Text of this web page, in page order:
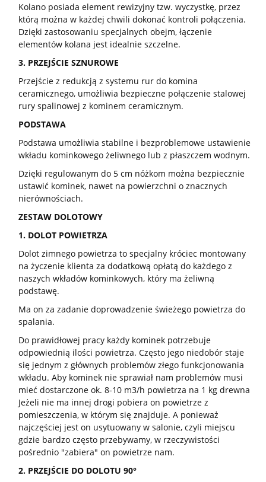
Kolano posiada element rewizyjny tzw. wyczystkę, przez
którą można w każdej chwili dokonać kontroli połączenia.
Dzięki zastosowaniu specjalnych obejm, łączenie
elementów kolana jest idealnie szczelne.
3. PRZEJŚCIE SZNUROWE
Przejście z redukcją z systemu rur do komina
ceramicznego, umożliwia bezpieczne połączenie stalowej
rury spalinowej z kominem ceramicznym.
PODSTAWA
Podstawa umożliwia stabilne i bezproblemowe ustawienie
wkładu kominkowego żeliwnego lub z płaszczem wodnym.
Dzięki regulowanym do 5 cm nóżkom można bezpiecznie
ustawić kominek, nawet na powierzchni o znacznych
nierównościach.
ZESTAW DOLOTOWY
1. DOLOT POWIETRZA
Dolot zimnego powietrza to specjalny króciec montowany
na życzenie klienta za dodatkową opłatą do każdego z
naszych wkładów kominkowych, który ma żeliwną
podstawę.
Ma on za zadanie doprowadzenie świeżego powietrza do
spalania.
Do prawidłowej pracy każdy kominek potrzebuje
odpowiednią ilości powietrza. Często jego niedobór staje
się jednym z głównych problemów złego funkcjonowania
wkładu. Aby kominek nie sprawiał nam problemów musi
mieć dostarczone ok. 8-10 m3/h powietrza na 1 kg drewna.
Jeżeli nie ma innej drogi pobiera on powietrze z
pomieszczenia, w którym się znajduje. A ponieważ
najczęściej jest on usytuowany w salonie, czyli miejscu
gdzie bardzo często przebywamy, w rzeczywistości
pośrednio "zabiera" on powietrze nam.
2. PRZEJŚCIE DO DOLOTU 90°